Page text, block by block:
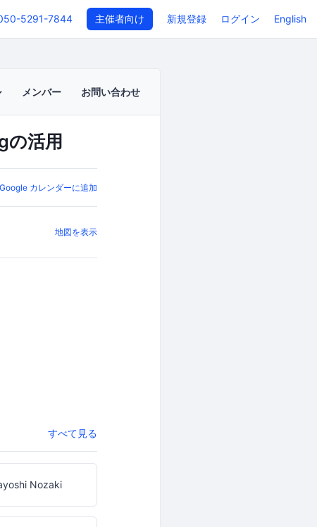
5291-7844 主催者向け 新規登録 ログイン English
メンバー お問い合わせ
の活用
Google カレンダーに追加
地図を表示
すべて見る
Nozaki